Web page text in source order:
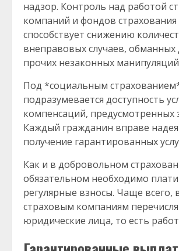
надзор. Контроль над работой
компаний и фондов страхования
способствует снижению
внеправовых случаев, обманных
прочих незаконных
Под *социальным
подразумевается доступность
компенсаций, предусмотренных
Каждый гражданин вправе
получение гарантированных
Как и в добровольном
обязательном необходимо
регулярные взносы. Чаще всего,
страховым компаниям
юридические лица, то есть